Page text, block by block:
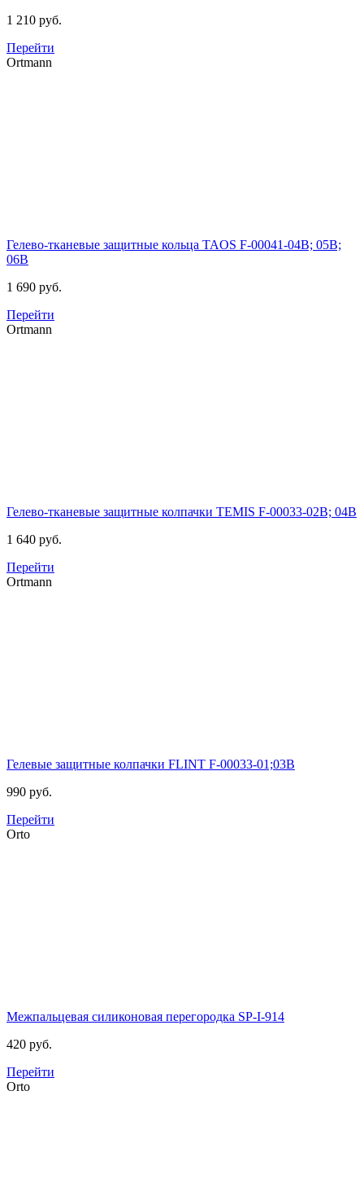
1 210 руб.
Перейти
Ortmann
Гелево-тканевые защитные кольца TAOS F-00041-04B; 05B;
06B
1 690 руб.
Перейти
Ortmann
Гелево-тканевые защитные колпачки TEMIS F-00033-02B; 04B
1 640 руб.
Перейти
Ortmann
Гелевые защитные колпачки FLINT F-00033-01;03B
990 руб.
Перейти
Orto
Межпальцевая силиконовая перегородка SP-I-914
420 руб.
Перейти
Orto